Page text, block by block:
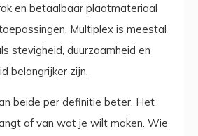
en betaalbaar plaatmateriaal
Multiplex is meestal
stevigheid, duurzaamheid en
belangrijker zijn.
beide per definitie beter. Het
af van wat je wilt maken. Wie